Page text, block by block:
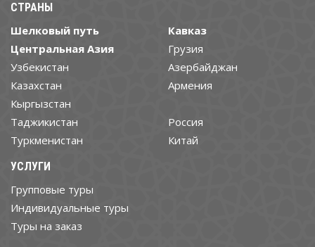
СТРАНЫ
Шелковый путь
Центральная Азия
Узбекистан
Казахстан
Кыргызстан
Таджикистан
Туркменистан
Кавказ
Грузия
Азербайджан
Армения
Россия
Китай
УСЛУГИ
Групповые туры
Индивидуальные туры
Туры на заказ